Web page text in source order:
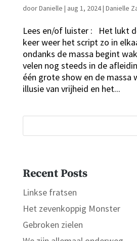
doorDanielle | aug 1, 2024| Danielle
Lees en/of luister : Het lukt
keer weer het script zo in
ondanks de massa begint
velen nog steeds in de
één grote show en de massa
illusie van vrijheid en het...
Recent Posts
Linkse fratsen
Het zevenkoppig Monster
Gebroken zielen